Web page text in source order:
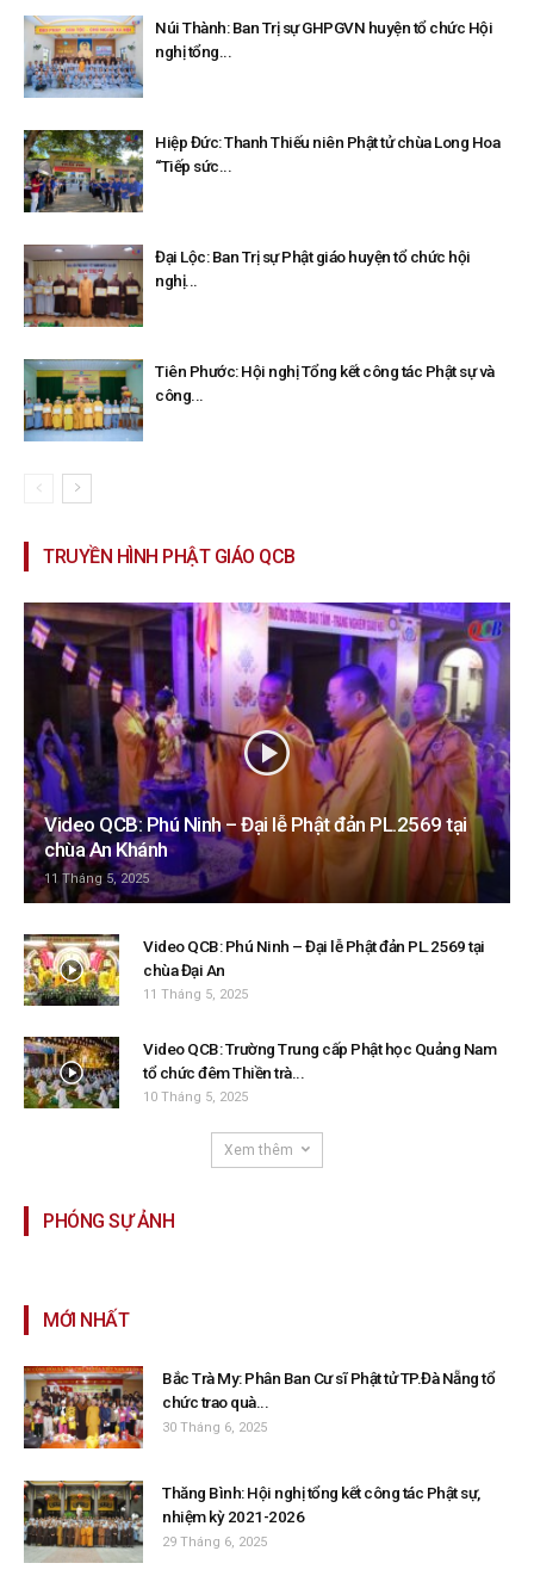
Núi Thành: Ban Trị sự GHPGVN huyện tổ chức Hội
nghị tổng...
Hiệp Đức: Thanh Thiếu niên Phật tử chùa Long Hoa
“Tiếp sức...
Đại Lộc: Ban Trị sự Phật giáo huyện tổ chức hội
nghị...
Tiên Phước: Hội nghị Tổng kết công tác Phật sự và
công...
TRUYỀN HÌNH PHẬT GIÁO QCB
Video QCB: Phú Ninh – Đại lễ Phật đản PL.2569 tại
chùa An Khánh
11 Tháng 5, 2025
Video QCB: Phú Ninh – Đại lễ Phật đản PL.2569 tại
chùa Đại An
11 Tháng 5, 2025
Video QCB: Trường Trung cấp Phật học Quảng Nam
tổ chức đêm Thiền trà...
10 Tháng 5, 2025
Xem thêm
PHÓNG SỰ ẢNH
MỚI NHẤT
Bắc Trà My: Phân Ban Cư sĩ Phật tử TP.Đà Nẵng tổ
chức trao quà...
30 Tháng 6, 2025
Thăng Bình: Hội nghị tổng kết công tác Phật sự,
nhiệm kỳ 2021-2026
29 Tháng 6, 2025